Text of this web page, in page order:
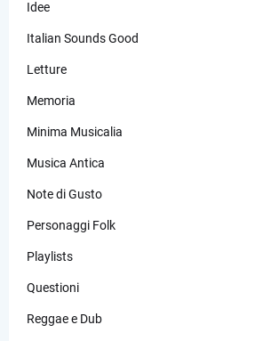
Idee
Italian Sounds Good
Letture
Memoria
Minima Musicalia
Musica Antica
Note di Gusto
Personaggi Folk
Playlists
Questioni
Reggae e Dub